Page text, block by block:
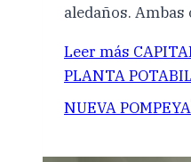
aledaños.
Leer más
PLANTA
NUEVA POMPEYA